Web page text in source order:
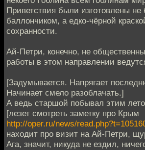
Приветствия были изготовлены
баллончиком, а едко-чёрной
сохранности.
Ай-Петри, конечно, не
работы в этом направлении
[Задумывается. Напрягает
Начинает смело разоблачать.]
А ведь старшой побывал этим
[лезет смотреть заметку про Крым
http://oper.ru/news/
находит про визит на Ай-Петри,
Ага, значит, никуда не ездил,